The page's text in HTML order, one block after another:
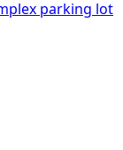
parking lot